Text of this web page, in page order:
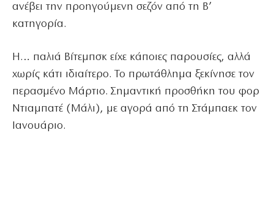
ανέβει την προηγούμενη σεζόν από τη Β’
κατηγορία.
Η… παλιά Βίτεμπσκ είχε κάποιες παρουσίες, αλλά
χωρίς κάτι ιδιαίτερο. Το πρωτάθλημα ξεκίνησε τον
περασμένο Μάρτιο. Σημαντική προσθήκη του φορ
Ντιαμπατέ (Μάλι), με αγορά από τη Στάμπαεκ τον
Ιανουάριο.